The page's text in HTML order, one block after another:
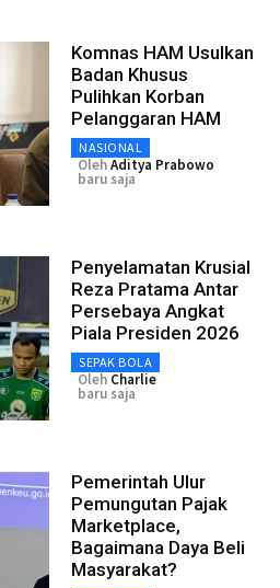
Komnas HAM Usulkan
Badan Khusus
Pulihkan Korban
Pelanggaran HAM
NASIONAL
OlehAditya Prabowo
baru saja
Penyelamatan Krusial
Reza Pratama Antar
Persebaya Angkat
Piala Presiden 2026
SEPAK BOLA
Oleh Charlie
baru saja
Pemerintah Ulur
Pemungutan Pajak
Marketplace,
Bagaimana Daya Beli
Masyarakat?